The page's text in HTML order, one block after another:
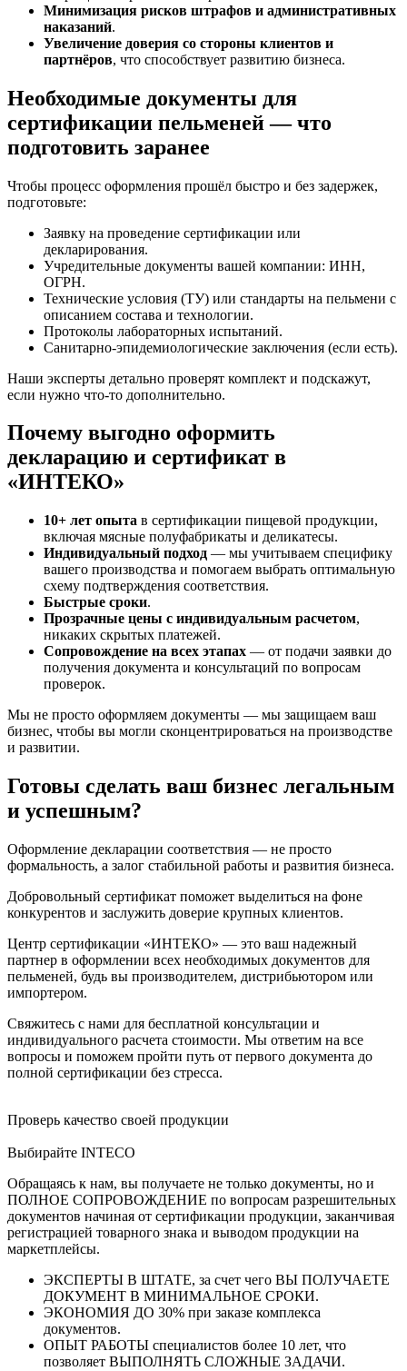
Минимизация рисков штрафов и административных
наказаний.
Увеличение доверия со стороны клиентов и
партнёров, что способствует развитию бизнеса.
Необходимые документы для
сертификации пельменей — что
подготовить заранее
Чтобы процесс оформления прошёл быстро и без задержек,
подготовьте:
Заявку на проведение сертификации или
декларирования.
Учредительные документы вашей компании: ИНН,
ОГРН.
Технические условия (ТУ) или стандарты на пельмени с
описанием состава и технологии.
Протоколы лабораторных испытаний.
Санитарно-эпидемиологические заключения (если есть).
Наши эксперты детально проверят комплект и подскажут,
если нужно что-то дополнительно.
Почему выгодно оформить
декларацию и сертификат в
«ИНТЕКО»
10+ лет опыта в сертификации пищевой продукции,
включая мясные полуфабрикаты и деликатесы.
Индивидуальный подход — мы учитываем специфику
вашего производства и помогаем выбрать оптимальную
схему подтверждения соответствия.
Быстрые сроки.
Прозрачные цены с индивидуальным расчетом,
никаких скрытых платежей.
Сопровождение на всех этапах — от подачи заявки до
получения документа и консультаций по вопросам
проверок.
Мы не просто оформляем документы — мы защищаем ваш
бизнес, чтобы вы могли сконцентрироваться на производстве
и развитии.
Готовы сделать ваш бизнес легальным
и успешным?
Оформление декларации соответствия — не просто
формальность, а залог стабильной работы и развития бизнеса.
Добровольный сертификат поможет выделиться на фоне
конкурентов и заслужить доверие крупных клиентов.
Центр сертификации «ИНТЕКО» — это ваш надежный
партнер в оформлении всех необходимых документов для
пельменей, будь вы производителем, дистрибьютором или
импортером.
Свяжитесь с нами для бесплатной консультации и
индивидуального расчета стоимости. Мы ответим на все
вопросы и поможем пройти путь от первого документа до
полной сертификации без стресса.
Проверь качество своей продукции
Выбирайте INTECO
Обращаясь к нам, вы получаете не только документы, но и
ПОЛНОЕ СОПРОВОЖДЕНИЕ по вопросам разрешительных
документов начиная от сертификации продукции, заканчивая
регистрацией товарного знака и выводом продукции на
маркетплейсы.
ЭКСПЕРТЫ В ШТАТЕ, за счет чего ВЫ ПОЛУЧАЕТЕ
ДОКУМЕНТ В МИНИМАЛЬНОЕ СРОКИ.
ЭКОНОМИЯ ДО 30% при заказе комплекса
документов.
ОПЫТ РАБОТЫ специалистов более 10 лет, что
позволяет ВЫПОЛНЯТЬ СЛОЖНЫЕ ЗАДАЧИ.